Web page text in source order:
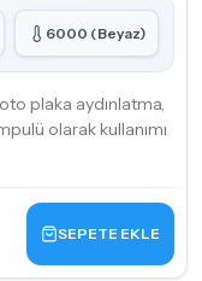
6000 (Beyaz)
plaka aydınlatma,
olarak kullanımı
SEPETE EKLE